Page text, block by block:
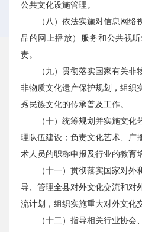
公共文化设施管理。
（八）依法实施对信息网络
品的网上播放）服务和公共视
责。
（九）贯彻落实国家有关
非物质文化遗产保护规划，组织
秀民族文化的传承普及工作。
（十）统筹规划并实施文
理队伍建设；负责文化艺术、广
术人员的职称申报及行业的教育
（十一）贯彻落实国家对
导、管理全县对外文化交流和对
流计划，组织实施重大对外文化
（十二）指导相关行业协